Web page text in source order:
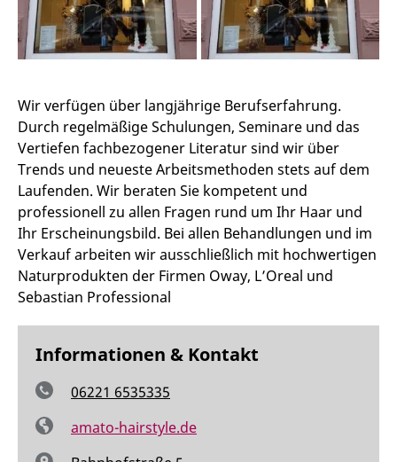
Wir verfügen über langjährige Berufserfahrung.
Durch regelmäßige Schulungen, Seminare und das
Vertiefen fachbezogener Literatur sind wir über
Trends und neueste Arbeitsmethoden stets auf dem
Laufenden. Wir beraten Sie kompetent und
professionell zu allen Fragen rund um Ihr Haar und
Ihr Erscheinungsbild. Bei allen Behandlungen und im
Verkauf arbeiten wir ausschließlich mit hochwertigen
Naturprodukten der Firmen Oway, L’Oreal und
Sebastian Professional
Informationen & Kontakt
06221 6535335
amato-hairstyle.de